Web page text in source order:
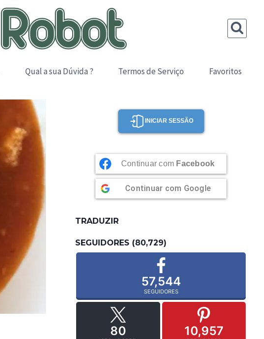
Qual a sua Dúvida ? Termos de Serviço Favoritos
INICIAR SESSÃO
Continuar com Facebook
Continuar com Google
TRADUZIR
SEGUIDORES (80,729)
57,544
SEGUIDORES
80 10,957